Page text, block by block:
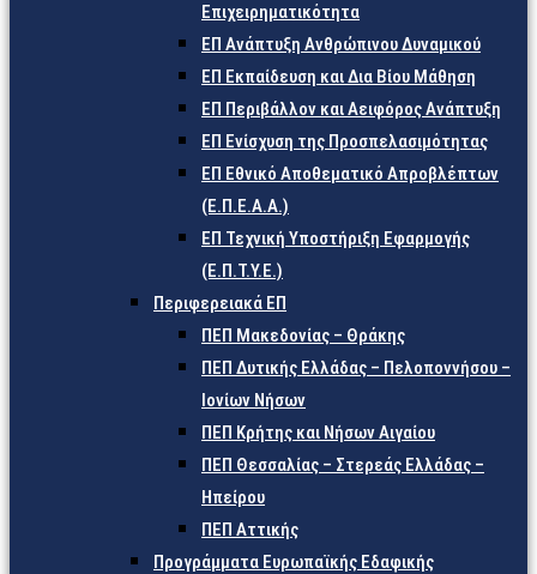
Επιχειρηματικότητα
ΕΠ Ανάπτυξη Ανθρώπινου Δυναμικού
ΕΠ Εκπαίδευση και Δια Βίου Μάθηση
ΕΠ Περιβάλλον και Αειφόρος Ανάπτυξη
ΕΠ Ενίσχυση της Προσπελασιμότητας
ΕΠ Εθνικό Αποθεματικό Απροβλέπτων
(Ε.Π.Ε.Α.Α.)
ΕΠ Τεχνική Υποστήριξη Εφαρμογής
(Ε.Π.Τ.Υ.Ε.)
Περιφερειακά ΕΠ
ΠΕΠ Μακεδονίας – Θράκης
ΠΕΠ Δυτικής Ελλάδας – Πελοποννήσου –
Ιονίων Νήσων
ΠΕΠ Κρήτης και Νήσων Αιγαίου
ΠΕΠ Θεσσαλίας – Στερεάς Ελλάδας –
Ηπείρου
ΠΕΠ Αττικής
Προγράμματα Ευρωπαϊκής Εδαφικής